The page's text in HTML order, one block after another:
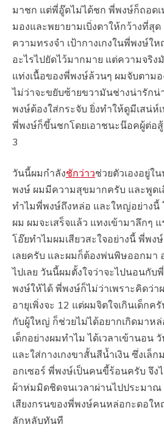
มาชก แต่พี่อู๊ดไม่ได้ชก พี่พงษ์ก็ถอดเ
มองและพยายามเบิ่งตาให้กว้างที่สุด
ความทรงจำ เป้ากางเกงในพี่พงษ์
อะไรไปยัดไว้มากมาย แต่ความจริง
แท่งเนื้อของพี่พงษ์ล้วนๆ ผมจับตาม
ไม่ว่าจะขยับซ้ายขวามันช่างน่ารักน่
พงษ์ต้องใส่กระจับ ยิ่งทำให้ดูมีเสน่ห์
พี่พงษ์ก็ขึ้นชกโดยเอาชนะน๊อคผู้ต่อ
3
วันนี้ผมกำลังชักว่าวช่วยตัวเองอยู่ใ
พงษ์ ผมมีความสุขมากครับ และพูดเ
ทำไมพี่พงษ์ถึงหล่อ และใหญ่อย่างนี้
ผม ผมจะเสร็จแล้ว แทงเข้ามาลึกๆ
โอ๊ยทำไมผมเสียวสะใจอย่างนี้ พี่พ
เลยครับ และผมก็ต้องพ่นพิษออกมา
ไปเลย วันนี้ผมตั้งใจว่าจะไปนอนกับ
พงษ์ให้ได้ พี่พงษ์ก็ไม่ว่าเพราะคิดว่
อายุเพิ่งจะ 12 แต่ผมจิตใจเกินเด็กค
กับผู้ใหญ่ ก็ช่วยไม่ได้อยากเกิดมาห
เด็กอย่างผมทำไม ได้เวลาเข้านอน
และใส่กางเกงขาสั้นสีน้ำเงิน ซึ่งเล็
อกเซอร์ พี่พงษ์เป็นคนขี้ร้อนครับ จึ
ผ้าห่มมิดชิดจนเวลาผ่านไปประมา
เสียงกรนของพี่พงษ์คนหล่อกะดอให
ลักหลับทันที